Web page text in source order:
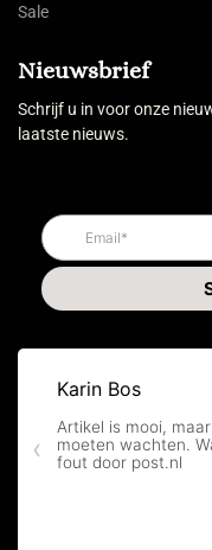
Sale
Nieuwsbrief
Schrijf u in voor onze
laatste nieuws.